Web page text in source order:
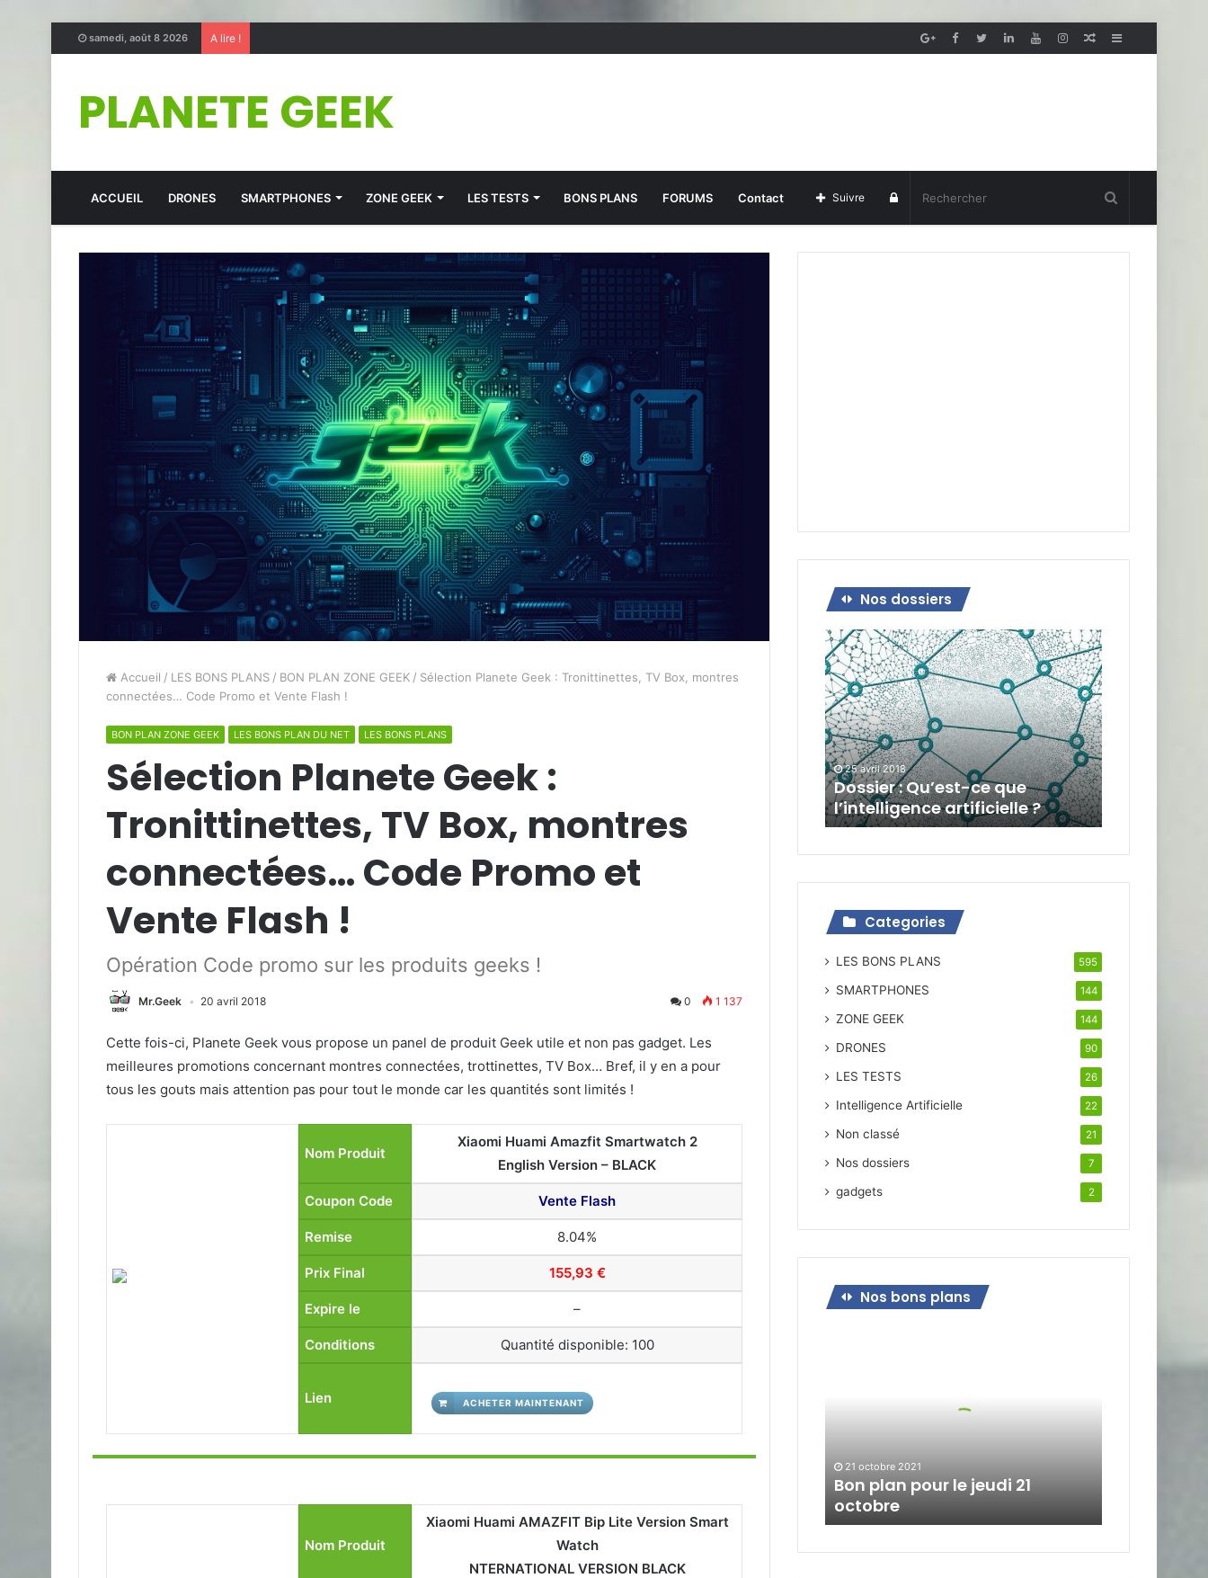
samedi, août 8 2026 A lire ! Sidebar
Article
PLANETE GEEK
ACCUEIL DRONES SMARTPHONES ZONE GEEK LES TESTS BONS PLANS FORUMS Contact Se
connecter
Suivre
Accueil / LES BONS PLANS / BON PLAN ZONE GEEK / Sélection Planete Geek : Tronittinettes, TV Box, montres
connectées… Code Promo et Vente Flash !
BON PLAN ZONE GEEK LES BONS PLAN DU NET LES BONS PLANS
Sélection Planete Geek :
Tronittinettes, TV Box, montres
connectées… Code Promo et
Vente Flash !
Opération Code promo sur les produits geeks !
Mr.Geek 20 avril 2018 0 1 137
Cette fois-ci, Planete Geek vous propose un panel de produit Geek utile et non pas gadget. Les
meilleures promotions concernant montres connectées, trottinettes, TV Box… Bref, il y en a pour
tous les gouts mais attention pas pour tout le monde car les quantités sont limités !
Nom Produit
Xiaomi Huami Amazfit Smartwatch 2
English Version – BLACK
Coupon Code Vente Flash
Remise 8.04%
Prix Final 155,93 €
Expire le –
Conditions Quantité disponible: 100
Lien ACHETER MAINTENANT
Nom Produit
Xiaomi Huami AMAZFIT Bip Lite Version Smart
Watch
NTERNATIONAL VERSION BLACK
Nos dossiers
Dossier
:
Qu’est-
ce
que
l’intelligence
artificielle
?
25 avril 2018
Dossier : Qu’est-ce que
l’intelligence artificielle ?
Categories
LES BONS PLANS 595
SMARTPHONES 144
ZONE GEEK 144
DRONES 90
LES TESTS 26
Intelligence Artificielle 22
Non classé 21
Nos dossiers 7
gadgets 2
Nos bons plans
21 octobre 2021
Bon plan pour le jeudi 21
octobre